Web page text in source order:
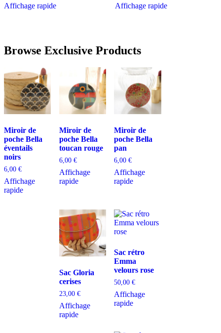
Affichage rapide Affichage rapide
Browse Exclusive Products
Miroir de
poche Bella
éventails
noirs
6,00 €
Affichage
rapide
Miroir de
poche Bella
toucan rouge
6,00 €
Affichage
rapide
Miroir de
poche Bella
pan
6,00€
Affichage
rapide
Sac Gloria
cerises
23,00 €
Affichage
rapide
Sac rétro
Emma
velours rose
50,00€
Affichage
rapide